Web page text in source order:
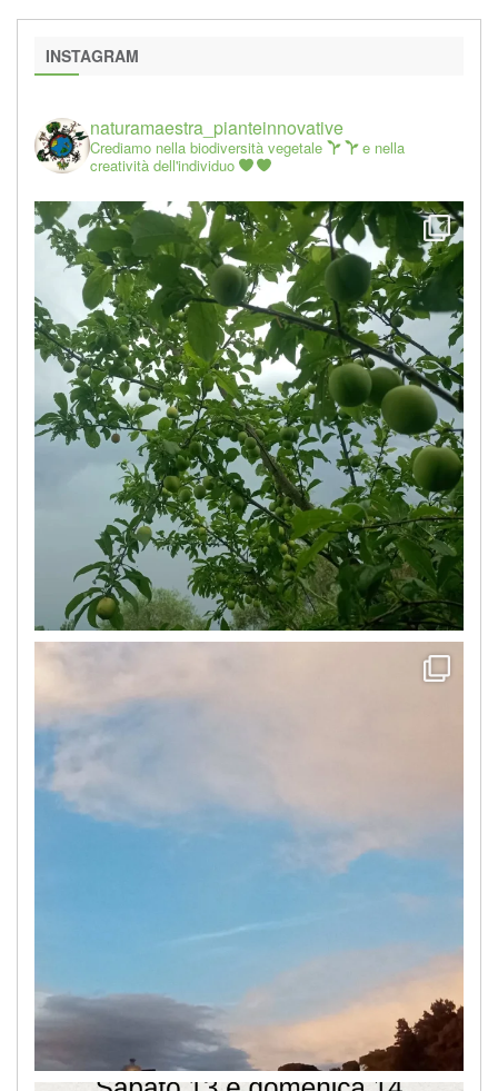
INSTAGRAM
naturamaestra_pianteinnovative
Crediamo nella biodiversità vegetale
e nella
creatività dell'individuo